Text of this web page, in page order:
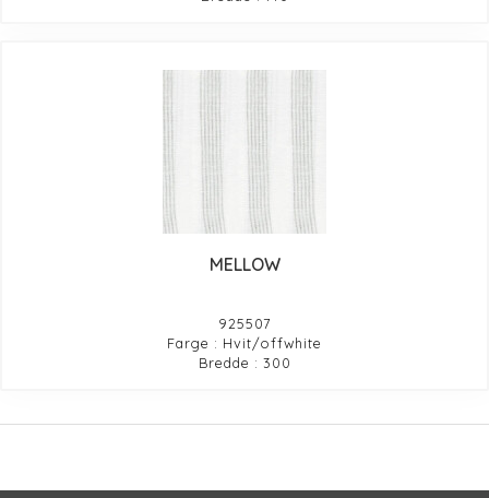
MELLOW
925507
Farge : Hvit/offwhite
Bredde : 300